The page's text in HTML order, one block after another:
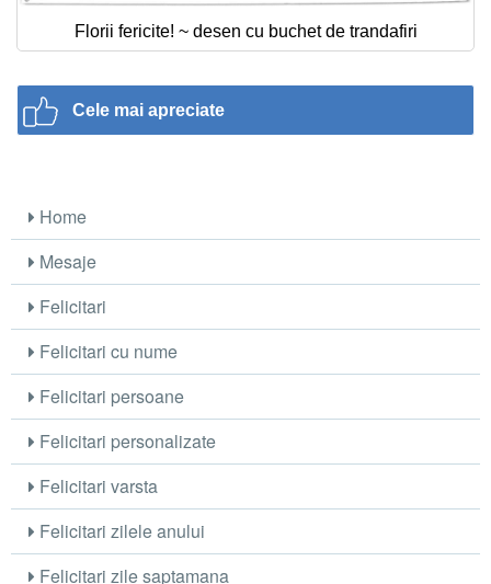
Florii fericite! ~ desen cu buchet de trandafiri
Cele mai apreciate
Home
Mesaje
Felicitari
Felicitari cu nume
Felicitari persoane
Felicitari personalizate
Felicitari varsta
Felicitari zilele anului
Felicitari zile saptamana